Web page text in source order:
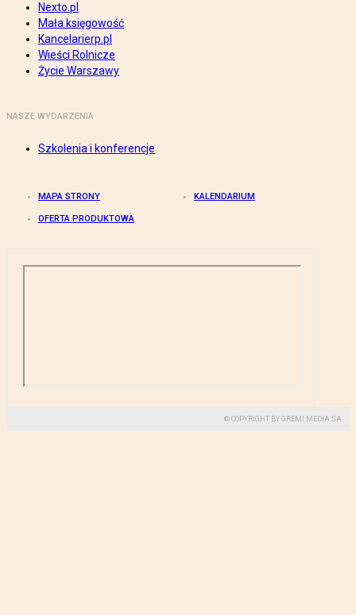
Nexto.pl
Mała księgowość
Kancelarierp.pl
Wieści Rolnicze
Życie Warszawy
NASZE WYDARZENIA
Szkolenia i konferencje
MAPA STRONY KALENDARIUM
OFERTA PRODUKTOWA
© COPYRIGHT BY GREMI MEDIA SA